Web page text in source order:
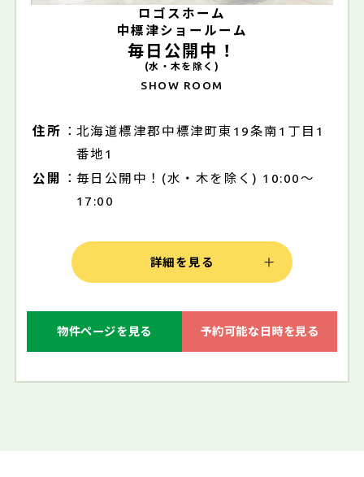
ロゴスホーム
中標津ショールーム
毎日公開中！
(水・木を除く)
SHOW ROOM
住所
北海道標津郡中標津町東19条南1丁目1
番地1
公開
毎日公開中！(水・木を除く) 10:00～
17:00
詳細を見る
物件ページを見る 予約可能な日時を見る